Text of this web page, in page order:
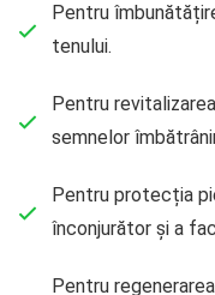
Pentru
tenului.
Pentru
semnelor
Pentru protecția
înconjurător și a
Pentru